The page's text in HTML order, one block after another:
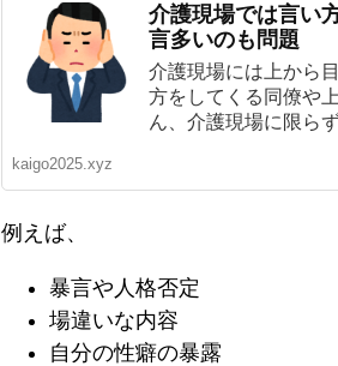
介護現場では言い
言多いのも問題
介護現場には上から
方をしてくる同僚や
ん、介護現場に限ら
kaigo2025.xyz
例えば、
暴言や人格否定
場違いな内容
自分の性癖の暴露